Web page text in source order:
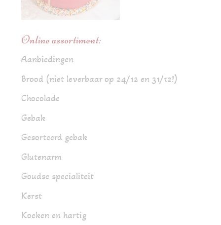
Online assortiment:
Aanbiedingen
Brood (niet leverbaar op 24/12 en 31/12!)
Chocolade
Gebak
Gesorteerd gebak
Glutenarm
Goudse specialiteit
Kerst
Koeken en hartig